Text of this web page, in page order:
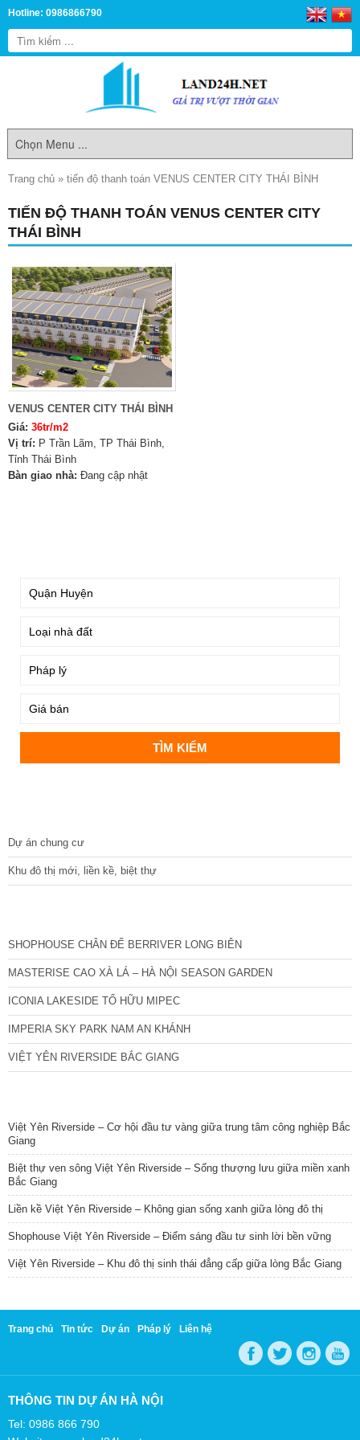
Hotline: 0986866790
Trang chủ » tiến độ thanh toán VENUS CENTER CITY THÁI BÌNH
TIẾN ĐỘ THANH TOÁN VENUS CENTER CITY
THÁI BÌNH
VENUS CENTER CITY THÁI BÌNH
Giá: 36tr/m2
Vị trí: P Trần Lãm, TP Thái Bình,
Tỉnh Thái Bình
Bàn giao nhà: Đang cập nhật
Dự án chung cư
Khu đô thị mới, liền kề, biệt thự
SHOPHOUSE CHÂN ĐẾ BERRIVER LONG BIÊN
MASTERISE CAO XÀ LÁ – HÀ NỘI SEASON GARDEN
ICONIA LAKESIDE TỐ HỮU MIPEC
IMPERIA SKY PARK NAM AN KHÁNH
VIỆT YÊN RIVERSIDE BẮC GIANG
Việt Yên Riverside – Cơ hội đầu tư vàng giữa trung tâm công nghiệp Bắc
Giang
Biệt thự ven sông Việt Yên Riverside – Sống thượng lưu giữa miền xanh
Bắc Giang
Liền kề Việt Yên Riverside – Không gian sống xanh giữa lòng đô thị
Shophouse Việt Yên Riverside – Điểm sáng đầu tư sinh lời bền vững
Việt Yên Riverside – Khu đô thị sinh thái đẳng cấp giữa lòng Bắc Giang
Trang chủ Tin tức Dự án Pháp lý Liên hệ
THÔNG TIN DỰ ÁN HÀ NỘI
Tel: 0986 866 790